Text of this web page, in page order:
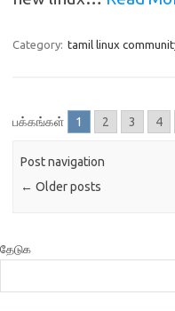
Category: tamil linux
பக்கங்கள் 1 2 3 4
Post navigation
← Older posts
தேடுக